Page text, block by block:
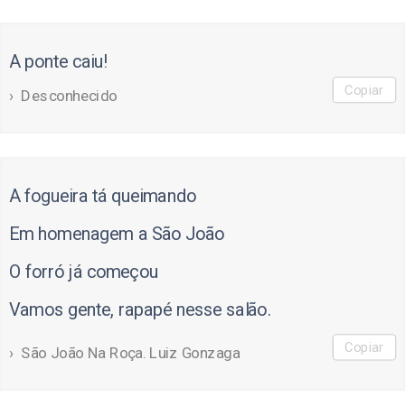
A ponte caiu!
Desconhecido Copiar
A fogueira tá queimando
Em homenagem a São João
O forró já começou
Vamos gente, rapapé nesse salão.
São João Na Roça. Luiz Gonzaga Copiar